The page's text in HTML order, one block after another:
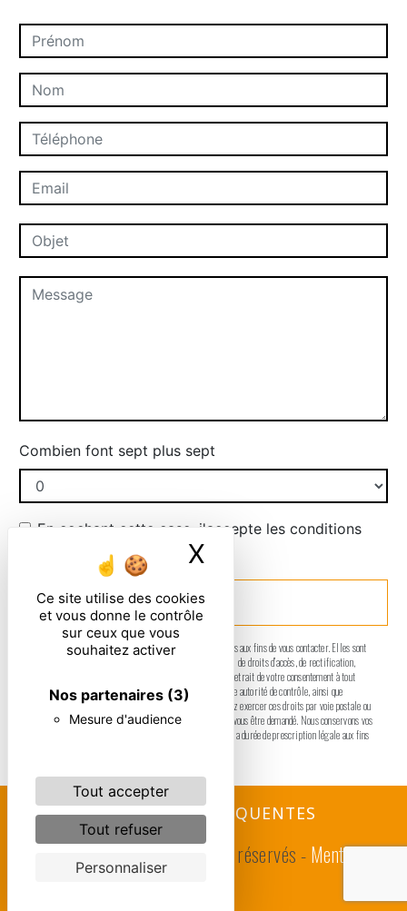
Ce site utilise des cookies
et vous donne le contrôle
sur ceux que vous
souhaitez activer
Nos partenaires (3)
Mesure d'audience
Tout accepter
Tout refuser
Personnaliser
X
Combien font sept plus sept
En cochant cette case, j'accepte les conditions
particulières ci-dessous **
ENVOYER
** Les données personnelles communiquées sont nécessaires aux fins de vous contacter. Elles sont
destinées à l'entreprise et ses sous-traitants. Vous disposez de droits d’accès, de rectification,
d’effacement, de portabilité, de limitation, d’opposition, de retrait de votre consentement à tout
moment et du droit d’introduire une réclamation auprès d’une autorité de contrôle, ainsi que
d’organiser le sort de vos données post-mortem. Vous pouvez exercer ces droits par voie postale ou
par courrier électronique. Un justificatif d'identité pourra vous être demandé. Nous conservons vos
données pendant la période de prise de contact puis pendant la durée de prescription légale aux fins
RECHERCHES FRÉQUENTES
©Vistalid- 2026 - Tous droits réservés -Mentions